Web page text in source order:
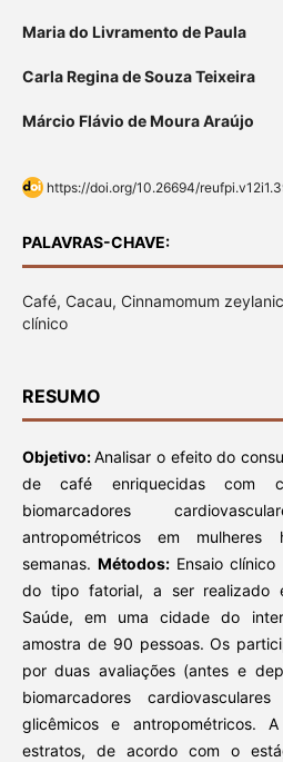
Maria do Livramento de Paula
Carla Regina de Souza Teixeira
Márcio Flávio de Moura Araújo
https://doi.org/10.26694/
PALAVRAS-CHAVE:
Café, Cacau, Cinnamomum
clínico
RESUMO
Objetivo:Analisar o efeito do
de café enriquecidas com
biomarcadores
antropométricos em mulheres
semanas. Métodos: Ensaio
do tipo fatorial, a ser realizado
Saúde, em uma cidade do
amostra de 90 pessoas. Os
por duas avaliações (antes e
biomarcadores
glicêmicos e antropométricos.
estratos, de acordo com o